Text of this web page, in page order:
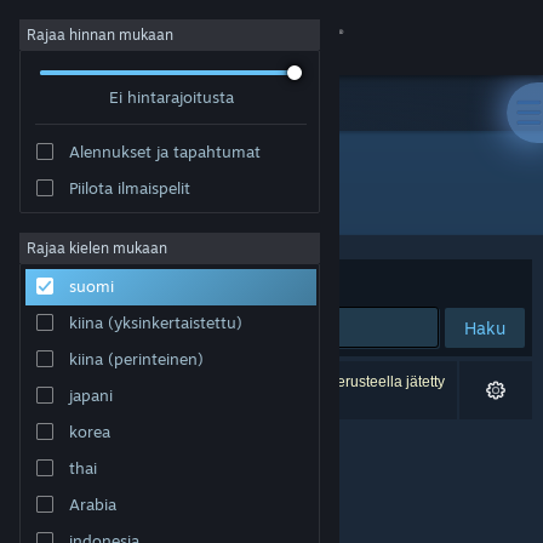
Kirjaudu sisään
Tietoa
Tuki
Vaihda kieli
Hanki Steam-mobiilisovellus
Näytä työpöytäsivusto
Rajaa hinnan mukaan
Ei hintarajoitusta
Alennukset ja tapahtumat
Piilota ilmaispelit
Rajaa kielen mukaan
suomi
kiina (yksinkertaistettu)
kiina (perinteinen)
japani
korea
thai
Arabia
Kehittäjä: Chroma Coda
Järjestelyperuste
Haku
0 tulosta vastaa hakuasi. 3 peliä on asetustesi perusteella jätetty
pois.